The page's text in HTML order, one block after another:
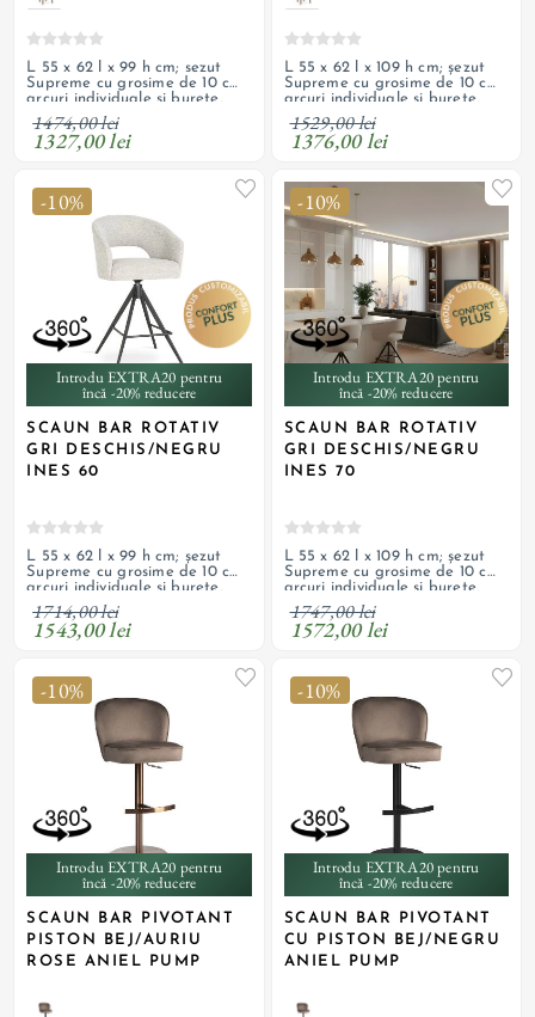
L 55 x 62 l x 99 h cm; sezut
Supreme cu grosime de 10 cm,
arcuri individuale si burete,
tapiterie din material textil,
picioare din otel vopsit negru
1474,00 lei
1327,00 lei
L 55 x 62 l x 109 h cm; șezut
Supreme cu grosime de 10 cm,
arcuri individuale și burete,
tapițerie din material textil,
picioare din oțel vopsit negru
1529,00 lei
1376,00 lei
-10%
Introdu EXTRA20 pentru
încă -20% reducere
SCAUN BAR ROTATIV
GRI DESCHIS/NEGRU
INES 60
L 55 x 62 l x 99 h cm; șezut
Supreme cu grosime de 10 cm,
arcuri individuale și burete,
tapițerie din material textil,
bază pivotantă și picioare din
oțel vopsit negru
1714,00 lei
1543,00 lei
-10%
Introdu EXTRA20 pentru
încă -20% reducere
SCAUN BAR ROTATIV
GRI DESCHIS/NEGRU
INES 70
L 55 x 62 l x 109 h cm; șezut
Supreme cu grosime de 10 cm,
arcuri individuale și burete,
tapițerie din material textil,
baza pivotantă și picioare din
oțel vopsit negru
1747,00 lei
1572,00 lei
-10%
Introdu EXTRA20 pentru
încă -20% reducere
SCAUN BAR PIVOTANT
PISTON BEJ/AURIU
ROSE ANIEL PUMP
-10%
Introdu EXTRA20 pentru
încă -20% reducere
SCAUN BAR PIVOTANT
CU PISTON BEJ/NEGRU
ANIEL PUMP